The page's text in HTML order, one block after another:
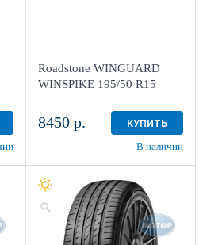
Roadstone WINGUARD
WINSPIKE 195/50 R15
8450 р. КУПИТЬ
В наличии